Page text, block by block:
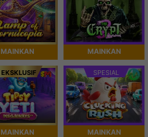
MAINKAN MAINKAN
EKSKLUSIF
MAINKAN
SPESIAL
MAINKAN